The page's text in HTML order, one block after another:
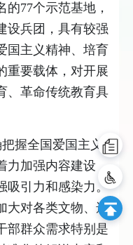
77个示范基地，
设兵团，具有较强
国主义精神、培育
重要载体，对开展
、革命传统教育具
握全国爱国主义
加强内容建设，
吸引力和感染力。
大对各类文物、遗
部群众需求特别是